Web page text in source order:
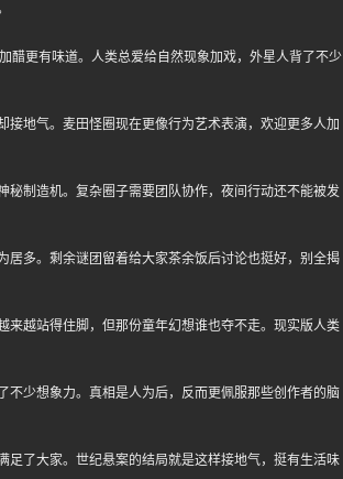
醋更有味道。人类总爱给自然现象加戏，外星人背了不少
地气。麦田怪圈现在更像行为艺术表演，欢迎更多人加
制造机。复杂圈子需要团队协作，夜间行动还不能被发
多。剩余谜团留着给大家茶余饭后讨论也挺好，别全揭
来越站得住脚，但那份童年幻想谁也夺不走。现实版人类
少想象力。真相是人为后，反而更佩服那些创作者的脑
了大家。世纪悬案的结局就是这样接地气，挺有生活味